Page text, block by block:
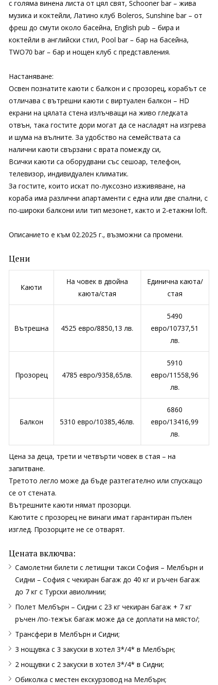
с голяма винена листа от цял свят, Schooner bar – жива
музика и коктейли, Латино клуб Boleros, Sunshine bar – от
фреш до смути около басейна, English pub – бира и
коктейли в английски стил, Pool bar – бар на басейна,
TWO70 bar – бар и нощен клуб с представления.
Настаняване:
Освен познатите каюти с балкон и с прозорец, корабът се
отличава с вътрешни каюти с виртуален балкон – HD
екрани на цялата стена излъчващи на живо гледката
отвън, така гостите дори могат да се насладят на изгрева
и шума на вълните. За удобство на семействата са
налични каюти свързани с врата помежду си,
Всички каюти са оборудвани със сешоар, телефон,
телевизор, индивидуален климатик.
За гостите, които искат по-луксозно изживяване, на
кораба има различни апартаменти с една или две спални, с
по-широки балкони или тип мезонет, както и 2-етажни loft.
Описанието е към 02.2025 г., възможни са промени.
Цени
Каюти
На човек в двойна
каюта/стая
Единична каюта/
стая
Вътрешна 4525 евро/8850,13 лв.
5490
евро/10737,51
лв.
Прозорец 4785 евро/9358,65лв.
5910
евро/11558,96
лв.
Балкон 5310 евро/10385,46лв.
6860
евро/13416,99
лв.
Цена за деца, трети и четвърти човек в стая – на
запитване.
Третото легло може да бъде разтегателно или спускащо
се от стената.
Вътрешните каюти нямат прозорци.
Каютите с прозорец не винаги имат гарантиран пълен
изглед. Прозорците не се отварят.
Цената включва:
Самолетни билети с летищни такси София – Мелбърн и
Сидни – София с чекиран багаж до 40 кг и ръчен багаж
до 7 кг с Турски авиолинии;
Полет Мелбърн – Сидни с 23 кг чекиран багаж + 7 кг
ръчен /по-тежък багаж може да се доплати на място/;
Трансфери в Мелбърн и Сидни;
3 нощувка с 3 закуски в хотел 3*/4* в Мелбърн;
2 нощувки с 2 закуски в хотел 3*/4* в Сидни;
Обиколка с местен екскурзовод на Мелбърн;